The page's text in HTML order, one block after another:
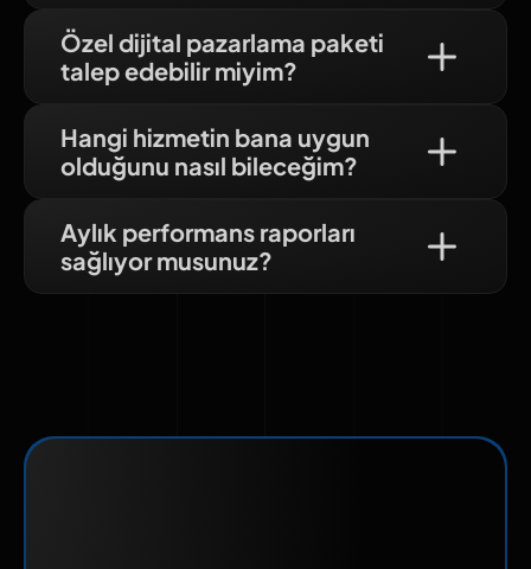
Özel dijital pazarlama paketi
talep edebilir miyim?
Hangi hizmetin bana uygun
olduğunu nasıl bileceğim?
Aylık performans raporları
sağlıyor musunuz?